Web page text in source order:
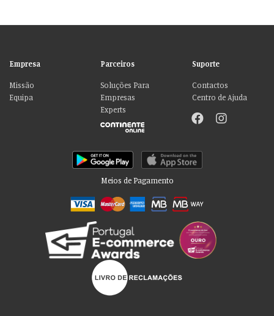
Empresa
Missão
Equipa
Parceiros
Soluções Para
Empresas
Experts
Suporte
Contactos
Centro de Ajuda
Meios de Pagamento
Por favor aceite as nossas deliciosas